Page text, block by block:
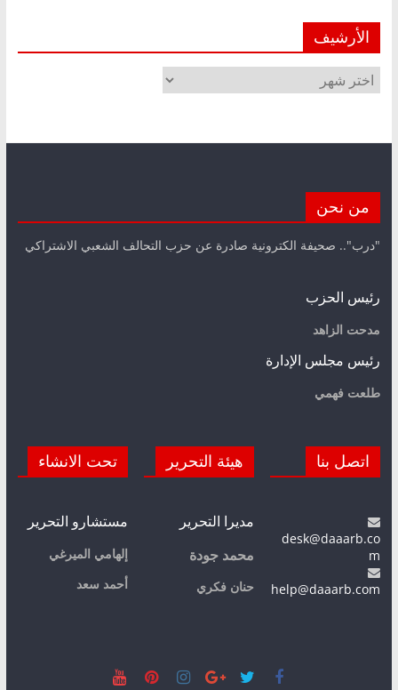
الأرشيف
الأرشيف
من نحن
"درب".. صحيفة الكترونية صادرة عن حزب التحالف الشعبي الاشتراكي
رئيس الحزب
مدحت الزاهد
رئيس مجلس الإدارة
طلعت فهمي
اتصل بنا
desk@daaarb.co
m
help@daaarb.com
هيئة التحرير
مديرا التحرير
محمد جودة
حنان فكري
تحت الانشاء
مستشارو التحرير
إلهامي الميرغي
أحمد سعد